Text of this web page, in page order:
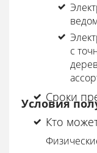
с
Сроки
Условия
Кто